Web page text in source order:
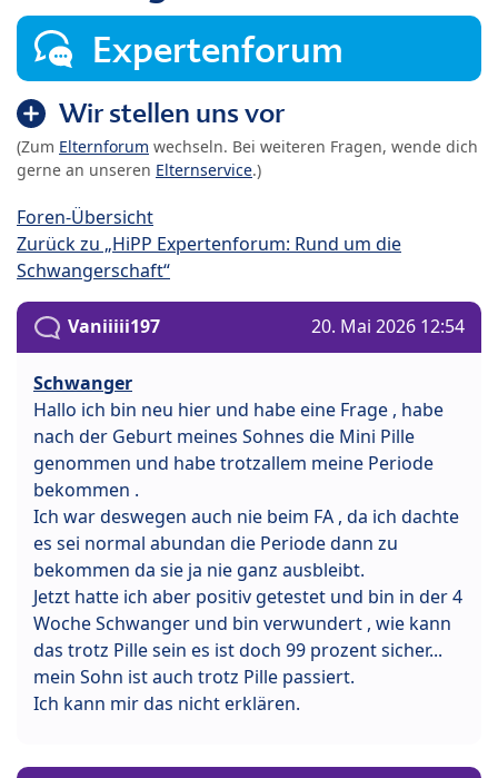
Expertenforum
Wir stellen uns vor
(Zum Elternforum wechseln. Bei weiteren Fragen, wende dich
gerne an unseren Elternservice.)
Foren-Übersicht
Zurück zu „HiPP Expertenforum: Rund um die
Schwangerschaft“
Vaniiiii197 20. Mai 2026 12:54
Schwanger
Hallo ich bin neu hier und habe eine Frage , habe
nach der Geburt meines Sohnes die Mini Pille
genommen und habe trotzallem meine Periode
bekommen .
Ich war deswegen auch nie beim FA , da ich dachte
es sei normal abundan die Periode dann zu
bekommen da sie ja nie ganz ausbleibt.
Jetzt hatte ich aber positiv getestet und bin in der 4
Woche Schwanger und bin verwundert , wie kann
das trotz Pille sein es ist doch 99 prozent sicher...
mein Sohn ist auch trotz Pille passiert.
Ich kann mir das nicht erklären.